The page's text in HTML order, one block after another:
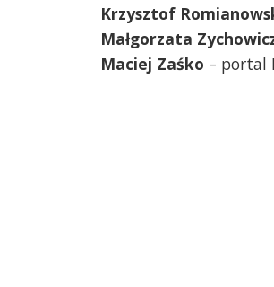
Krzysztof
Małgorzata
Maciej Zaśko – portal